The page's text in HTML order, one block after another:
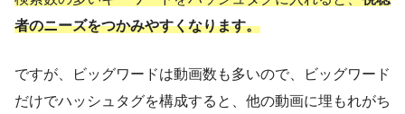
者のニーズをつかみやすくなります。
ですが、ビッグワードは動画数も多いので、ビッグワード
だけでハッシュタグを構成すると、他の動画に埋もれがち